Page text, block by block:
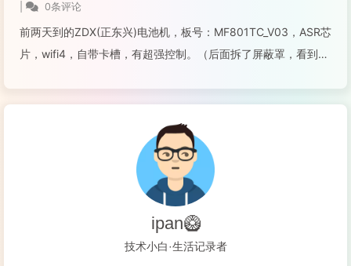
0条评论
前两天到的ZDX(正东兴)电池机，板号：MF801TC_V03，ASR芯
片，wifi4，自带卡槽，有超强控制。（后面拆了屏蔽罩，看到
ipan🥝
技术小白·生活记录者